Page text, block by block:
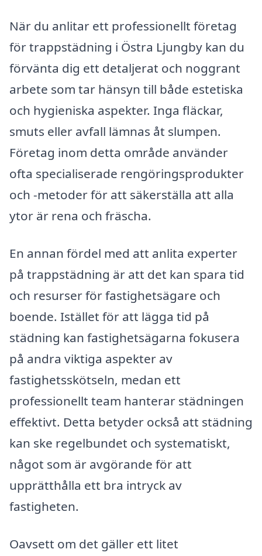
När du anlitar ett professionellt företag
för trappstädning i Östra Ljungby kan du
förvänta dig ett detaljerat och noggrant
arbete som tar hänsyn till både estetiska
och hygieniska aspekter. Inga fläckar,
smuts eller avfall lämnas åt slumpen.
Företag inom detta område använder
ofta specialiserade rengöringsprodukter
och -metoder för att säkerställa att alla
ytor är rena och fräscha.
En annan fördel med att anlita experter
på trappstädning är att det kan spara tid
och resurser för fastighetsägare och
boende. Istället för att lägga tid på
städning kan fastighetsägarna fokusera
på andra viktiga aspekter av
fastighetsskötseln, medan ett
professionellt team hanterar städningen
effektivt. Detta betyder också att städning
kan ske regelbundet och systematiskt,
något som är avgörande för att
upprätthålla ett bra intryck av
fastigheten.
Oavsett om det gäller ett litet